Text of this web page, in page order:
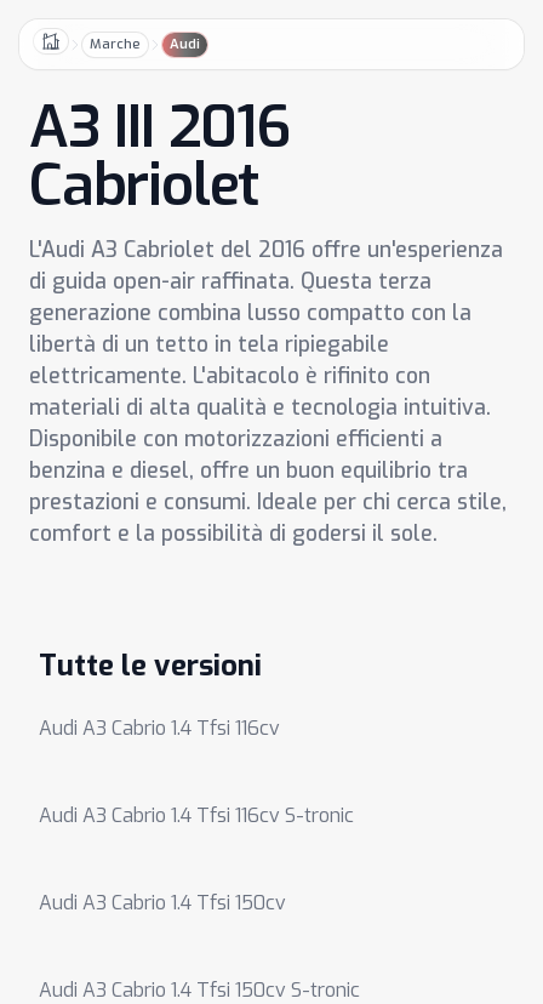
HomeMarche Audi
A3 III 2016
Cabriolet
L'Audi A3 Cabriolet del 2016 offre un'esperienza
di guida open-air raffinata. Questa terza
generazione combina lusso compatto con la
libertà di un tetto in tela ripiegabile
elettricamente. L'abitacolo è rifinito con
materiali di alta qualità e tecnologia intuitiva.
Disponibile con motorizzazioni efficienti a
benzina e diesel, offre un buon equilibrio tra
prestazioni e consumi. Ideale per chi cerca stile,
comfort e la possibilità di godersi il sole.
Tutte le versioni
Audi A3 Cabrio 1.4 Tfsi 116cv
Audi A3 Cabrio 1.4 Tfsi 116cv S-tronic
Audi A3 Cabrio 1.4 Tfsi 150cv
Audi A3 Cabrio 1.4 Tfsi 150cv S-tronic